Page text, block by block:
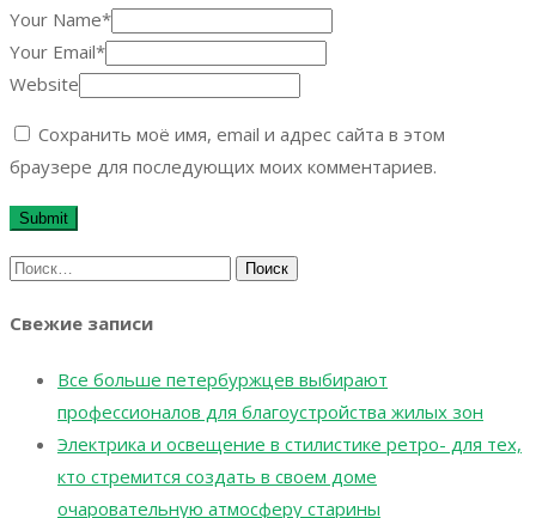
Your Name*
Your Email*
Website
Сохранить моё имя, email и адрес сайта в этом
браузере для последующих моих комментариев.
Найти:
Свежие записи
Все больше петербуржцев выбирают
профессионалов для благоустройства жилых зон
Электрика и освещение в стилистике ретро- для тех,
кто стремится создать в своем доме
очаровательную атмосферу старины